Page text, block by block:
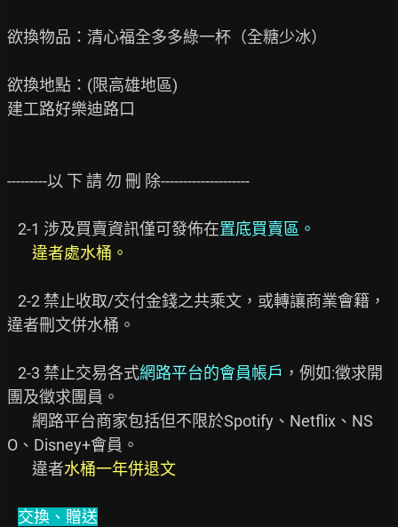
欲換物品：清心福全多多綠一杯（全糖少冰）
欲換地點：(限高雄地區)
建工路好樂迪路口
---------以 下 請 勿 刪 除--------------------
   2-1 涉及買賣資訊僅可發佈在
置底買賣區。
違者處水桶。
2-2 禁止收取/交付金錢之共乘文，或轉讓商業會籍，
違者刪文併水桶。
   2-3 禁止交易各式
網路平台的會員帳戶 ，例如:徵求開
團及徵求團員。
O、Disney+會員。
       違者
水桶一年併退文
交換、贈送